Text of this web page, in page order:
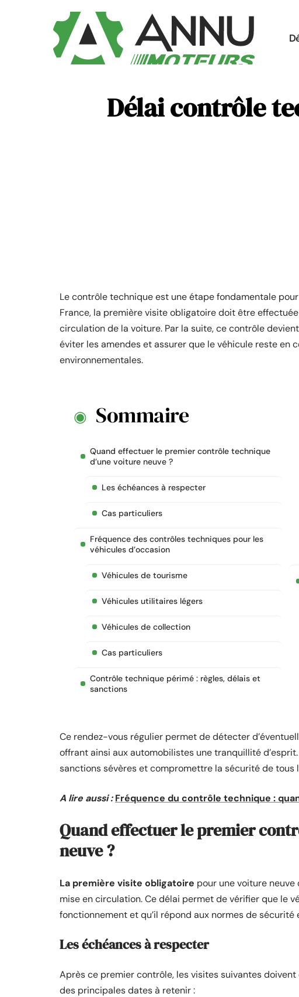
Délai contrôle
Le contrôle technique est une étape fondamentale
France, la première visite obligatoire doit être
circulation de la voiture. Par la suite, ce contrôle
éviter les amendes et assurer que le véhicule reste en
environnementales.
Sommaire
Quand effectuer le premier contrôle technique
d’une voiture neuve ?
Les échéances à respecter
Cas particuliers
Fréquence des contrôles techniques pour les
véhicules d’occasion
Véhicules de tourisme
Véhicules utilitaires légers
Véhicules de collection
Cas particuliers
Contrôle technique périmé : règles, délais et
sanctions
Ce rendez-vous régulier permet de détecter
offrant ainsi aux automobilistes une tranquillité
sanctions sévères et compromettre la sécurité de tous
A lire aussi : Fréquence du contrôle technique :
Quand effectuer le premier
neuve ?
La première visite obligatoire pour une voiture
mise en circulation. Ce délai permet de vérifier que le
fonctionnement et qu’il répond aux normes de sécurité
Les échéances à respecter
Après ce premier contrôle, les visites suivantes
des principales dates à retenir :